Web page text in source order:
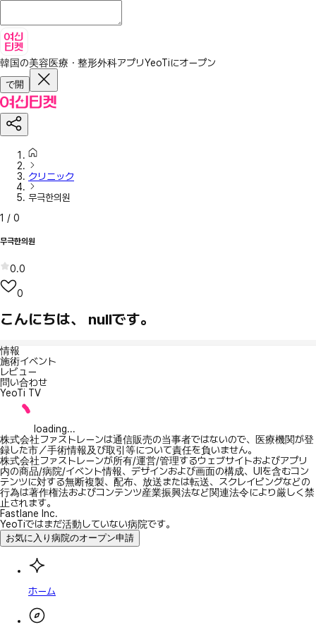
韓国の美容医療・整形外科アプリYeoTiにオープン
で開
クリニック
무극한의원
1 / 0
무극한의원
0.0
0
こんにちは、 nullです。
情報
施術イベント
レビュー
問い合わせ
YeoTi TV
loading...
株式会社ファストレーンは通信販売の当事者ではないので、医療機関が登
録した市／手術情報及び取引等について責任を負いません。
株式会社ファストレーンが所有/運営/管理するウェブサイトおよびアプリ
内の商品/病院/イベント情報、デザインおよび画面の構成、UIを含むコン
テンツに対する無断複製、配布、放送または転送、スクレイピングなどの
行為は著作権法およびコンテンツ産業振興法など関連法令により厳しく禁
止されます。
Fastlane Inc.
YeoTiではまだ活動していない病院です。
お気に入り病院のオープン申請
ホーム